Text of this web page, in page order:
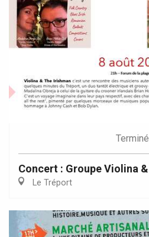
Terminé
Concert : Groupe Violina
Le Tréport